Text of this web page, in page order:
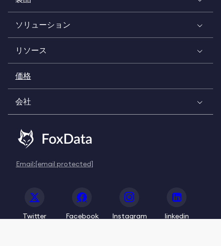
ソリューション
リソース
価格
会社
Email:[email protected]
Twitter Facebook Instagram linkedin